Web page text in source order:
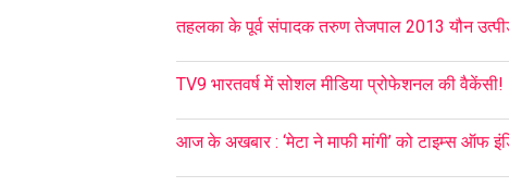
तहलका के पूर्व संपादक तरुण तेजपाल 2013 यौन
TV9 भारतवर्ष में सोशल मीडिया प्रोफेशनल की वैकेंसी!
आज के अखबार : ‘मेटा ने माफी मांगी’ को टाइम्स ऑफ